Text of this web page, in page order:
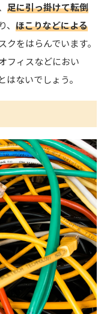
足に引っ掛けて転倒
、ほこりなどによる
をはらんでいます。
フィスなどにおい
ないでしょう。